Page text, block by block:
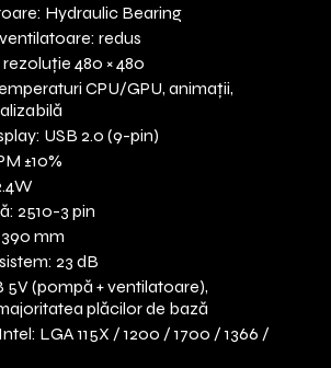
Hydraulic Bearing
redus
rezoluție 480 × 480
CPU/GPU, animații,
USB 2.0 (9-pin)
±10%
2510-3 pin
mm
23 dB
5V (pompă + ventilatoare),
plăcilor de bază
LGA 115X / 1200 / 1700 / 1366 /